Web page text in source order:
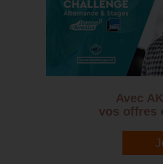
Avec
vos offres